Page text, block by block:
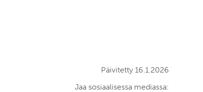
Päivitetty 16.1.2026
Jaa sosiaalisessa mediassa: